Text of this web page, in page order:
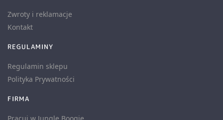
Zwroty i reklamacje
Kontakt
REGULAMINY
Regulamin sklepu
Polityka Prywatności
FIRMA